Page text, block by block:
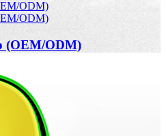
(OEM/ODM)